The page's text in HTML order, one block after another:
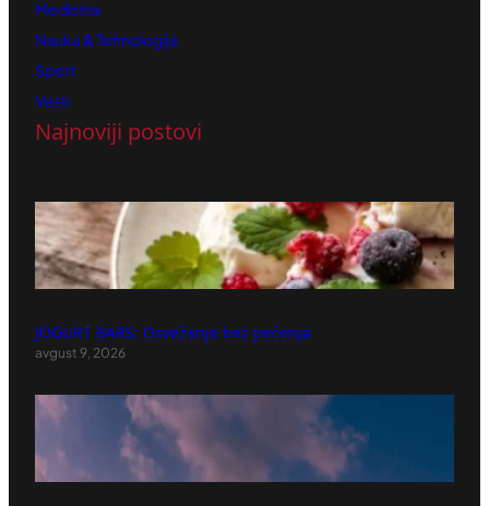
Medicina
Nauka & Tehnologija
Sport
Vesti
Najnoviji postovi
JOGURT BARS: Osveženje bez pečenja
avgust 9, 2026